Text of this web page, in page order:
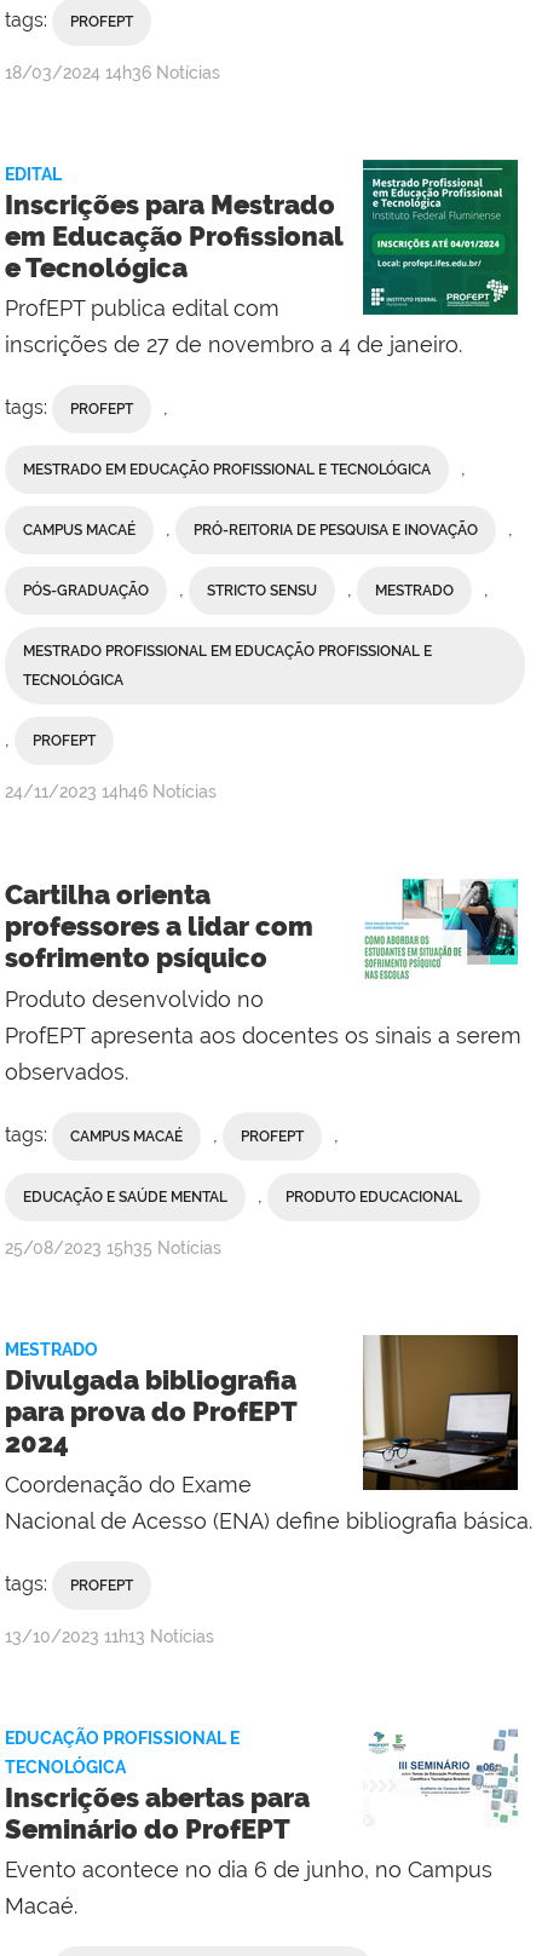
tags: PROFEPT
por
Campus
Macaé
publicado
18/03/2024 14h36 Notícias
EDITAL
Inscrições para Mestrado
em Educação Profissional
e Tecnológica
ProfEPT publica edital com
inscrições de 27 de novembro a 4 de janeiro.
tags: PROFEPT ,
MESTRADO EM EDUCAÇÃO PROFISSIONAL E TECNOLÓGICA ,
CAMPUS MACAÉ , PRÓ-REITORIA DE PESQUISA E INOVAÇÃO ,
PÓS-GRADUAÇÃO , STRICTO SENSU , MESTRADO ,
MESTRADO PROFISSIONAL EM EDUCAÇÃO PROFISSIONAL E
TECNOLÓGICA
, PROFEPT
por
Campus
Macaé
publicado
24/11/2023 14h46 Notícias
Cartilha orienta
professores a lidar com
sofrimento psíquico
Produto desenvolvido no
ProfEPT apresenta aos docentes os sinais a serem
observados.
tags: CAMPUS MACAÉ , PROFEPT ,
EDUCAÇÃO E SAÚDE MENTAL , PRODUTO EDUCACIONAL
por
publicado
25/08/2023 15h35 Notícias
MESTRADO
Divulgada bibliografia
para prova do ProfEPT
2024
Coordenação do Exame
Nacional de Acesso (ENA) define bibliografia básica.
tags: PROFEPT
por
publicado
13/10/2023 11h13 Notícias
EDUCAÇÃO PROFISSIONAL E
TECNOLÓGICA
Inscrições abertas para
Seminário do ProfEPT
Evento acontece no dia 6 de junho, no Campus
Macaé.